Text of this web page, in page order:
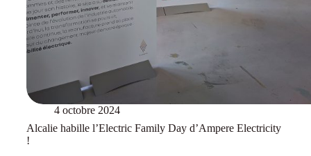
4 octobre 2024
Alcalie habille l’Electric Family Day d’Ampere Electricity
!